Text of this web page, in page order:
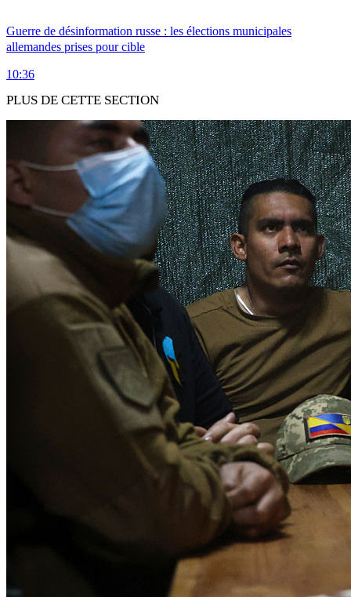
Guerre de désinformation russe : les élections municipales
allemandes prises pour cible
10:36
PLUS DE CETTE SECTION